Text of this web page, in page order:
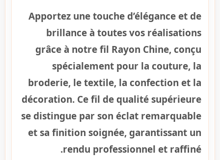
Apportez une touche d’élégance et de
brillance à toutes vos réalisations
grâce à notre fil Rayon Chine, conçu
spécialement pour la couture, la
broderie, le textile, la confection et la
décoration. Ce fil de qualité supérieure
se distingue par son éclat remarquable
et sa finition soignée, garantissant un
rendu professionnel et raffiné.